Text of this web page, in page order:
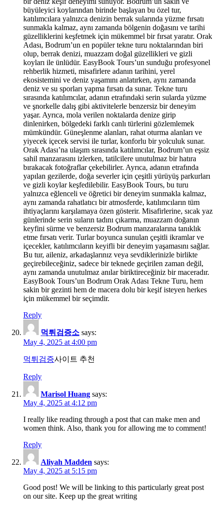
büyüleyici koylarından birinde başlayan bu özel tur,
katılımcılara yalnızca denizin berrak sularında yüzme fırsatı
sunmakla kalmaz, aynı zamanda bölgenin doğasını ve tarihi
güzelliklerini keşfetmek için mükemmel bir fırsat yaratır. Orak
Adası, Bodrum’un en popüler tekne turu noktalarından biri
olup, berrak denizi, muazzam doğal güzellikleri ve gizli
koyları ile ünlüdür. EasyBook Tours’un sunduğu profesyonel
rehberlik hizmeti, misafirlere adanın tarihini, yerel
ekosistemini ve deniz yaşamını anlatırken, aynı zamanda
deniz ve su sporları yapma fırsatı da sunar. Tekne turu
sırasında katılımcılar, adanın etrafındaki serin sularda yüzme
ve şnorkelle dalış gibi aktivitelerle benzersiz bir deneyim
yaşar. Ayrıca, mola verilen noktalarda denize girip
dinlenirken, bölgedeki farklı canlı türlerini gözlemlemek
mümkündür. Güneşlenme alanları, rahat oturma alanları ve
yiyecek içecek servisi ile turlar, konforlu bir yolculuk sunar.
Orak Adası’na ulaşım sırasında katılımcılar, Bodrum’un eşsiz
sahil manzarasını izlerken, tatilcilere unutulmaz bir hatıra
bırakacak fotoğraflar çekebilirler. Ayrıca, adanın etrafında
yapılan gezilerde, doğa severler için çeşitli yürüyüş parkurları
ve gizli koylar keşfedilebilir. EasyBook Tours, bu turu
yalnızca eğlenceli ve öğretici bir deneyim sunmakla kalmaz,
aynı zamanda rahatlatıcı bir atmosferde, katılımcıların tüm
ihtiyaçlarını karşılamaya özen gösterir. Misafirlerine, sıcak yaz
günlerinde serin suların tadını çıkarma, muazzam doğanın
keyfini sürme ve benzersiz Bodrum manzaralarına tanıklık
etme fırsatı verir. Turlar boyunca sunulan çeşitli ikramlar ve
içecekler, katılımcıların keyifli bir deneyim yaşamasını sağlar.
Bu tur, aileniz, arkadaşlarınız veya sevdiklerinizle birlikte
geçirebileceğiniz, sadece bir teknede geçirilen zaman değil,
aynı zamanda unutulmaz anılar biriktireceğiniz bir maceradır.
EasyBook Tours’un Bodrum Orak Adası Tekne Turu, hem
sakin bir gezinti hem de macera dolu bir keşif isteyen herkes
için mükemmel bir seçimdir.
Reply
먹튀검증소 says:
May 4, 2025 at 4:00 pm
먹튀검증사이트 추천
Reply
Marisol Huang says:
May 4, 2025 at 4:12 pm
I really like reading through a post that can make men and
women think. Also, thank you for allowing me to comment!
Reply
Aliyah Madden says:
May 4, 2025 at 5:15 pm
Good post! We will be linking to this particularly great post
on our site. Keep up the great writing